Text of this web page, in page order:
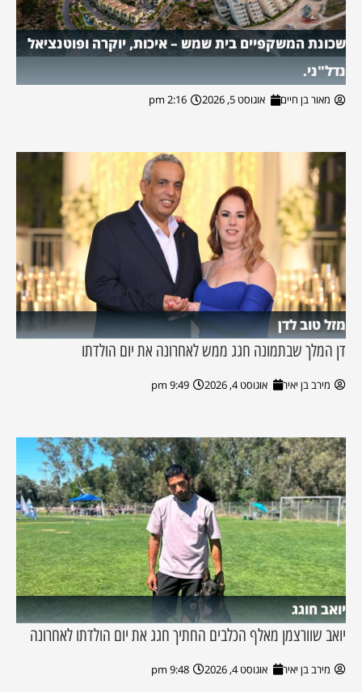
שכונת המשקפיים בית שמש – איכות, יוקרה ופוטנציאל
נדל"ני.
מאור בן חיים אוגוסט 5, 2026 2:16 pm
מזל טוב לדן
דן המלך שבתמונה חגג ממש לאחרונה את יום הולדתו
מירב בן יאיר אוגוסט 4, 2026 9:49 pm
יואב חוגג
יואב שוורצמן מאלף הכלבים החתיך חגג את יום הולדתו לאחרונה
מירב בן יאיר אוגוסט 4, 2026 9:48 pm